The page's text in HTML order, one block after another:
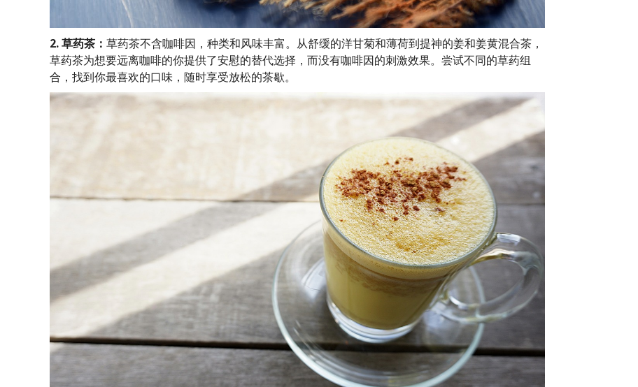
2. 草药茶： 草药茶不含咖啡因，种类和风味丰富。从舒缓的洋甘菊和薄荷到提神的姜和姜黄混合茶，
草药茶为想要远离咖啡的你提供了安慰的替代选择，而没有咖啡因的刺激效果。尝试不同的草药组
合，找到你最喜欢的口味，随时享受放松的茶歇。